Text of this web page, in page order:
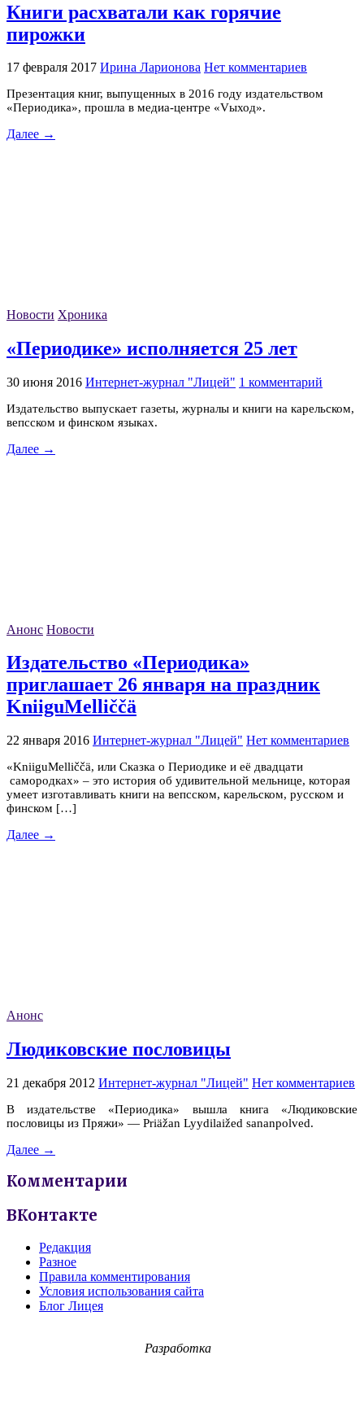
Книги расхватали как горячие
пирожки
17 февраля 2017 Ирина Ларионова Нет комментариев
Презентация книг, выпущенных в 2016 году издательством
«Периодика», прошла в медиа-центре «Vыход».
Далее →
Новости Хроника
«Периодике» исполняется 25 лет
30 июня 2016 Интернет-журнал "Лицей" 1 комментарий
Издательство выпускает газеты, журналы и книги на карельском,
вепсском и финском языках.
Далее →
Анонс Новости
Издательство «Периодика»
приглашает 26 января на праздник
KniiguMelliččä
22 января 2016 Интернет-журнал "Лицей" Нет комментариев
«KniiguMelliččä, или Сказка о Периодике и её двадцати
самородках» – это история об удивительной мельнице, которая
умеет изготавливать книги на вепсском, карельском, русском и
финском […]
Далее →
Анонс
Людиковские пословицы
21 декабря 2012 Интернет-журнал "Лицей" Нет комментариев
В издательстве «Периодика» вышла книга «Людиковские
пословицы из Пряжи» — Priäžan Lyydilaižed sananpolved.
Далее →
Комментарии
ВКонтакте
Редакция
Разное
Правила комментирования
Условия использования сайта
Блог Лицея
Разработка